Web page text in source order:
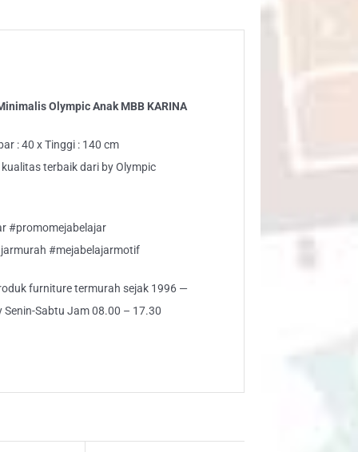
Olympic Anak MBB KARINA
: 40 x Tinggi : 140 cm
terbaik dari by Olympic
#promomejabelajar
#mejabelajarmotif
furniture termurah sejak 1996 —
Senin-Sabtu Jam 08.00 – 17.30